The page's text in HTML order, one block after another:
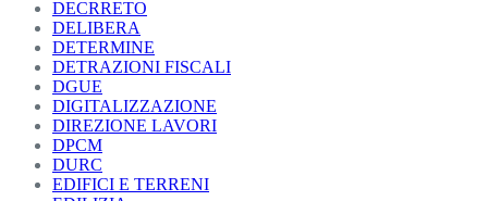
DECRRETO
DELIBERA
DETERMINE
DETRAZIONI FISCALI
DGUE
DIGITALIZZAZIONE
DIREZIONE LAVORI
DPCM
DURC
EDIFICI E TERRENI